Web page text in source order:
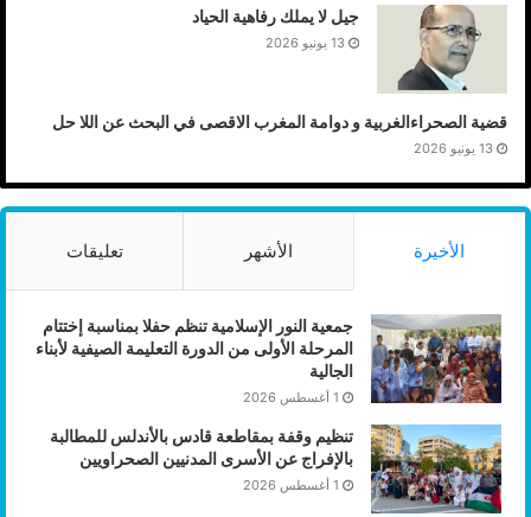
جيل لا يملك رفاهية الحياد
13 يونيو 2026
قضية الصحراءالغربية و دوامة المغرب الاقصى في البحث عن اللا حل
13 يونيو 2026
الأخيرة الأشهر تعليقات
جمعية النور الإسلامية تنظم حفلا بمناسبة إختتام
المرحلة الأولى من الدورة التعليمة الصيفية لأبناء
الجالية
1 أغسطس 2026
تنظيم وقفة بمقاطعة قادس بالأندلس للمطالبة
بالإفراج عن الأسرى المدنيين الصحراويين
1 أغسطس 2026